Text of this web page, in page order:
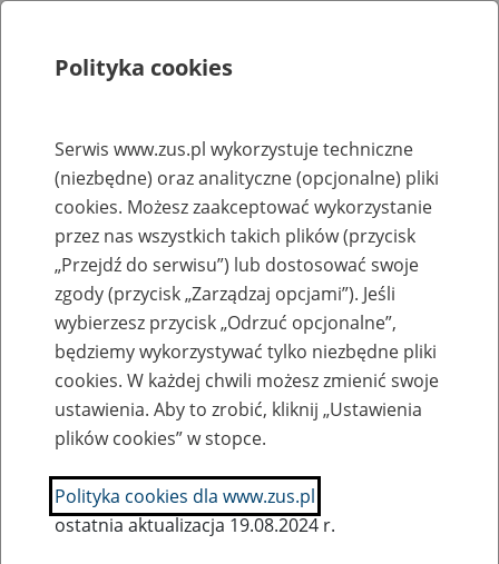
Rejestry, ewidencje i archiwa
Baza zlikwidowanych lub
przekształconych zakładów pracy
Nazwa zakładu pracy:
SZUKAJ
Polityka cookies
Serwis www.zus.pl wykorzystuje techniczne
(niezbędne) oraz analityczne (opcjonalne) pliki
cookies. Możesz zaakceptować wykorzystanie
przez nas wszystkich takich plików (przycisk
„Przejdź do serwisu”) lub dostosować swoje
zgody (przycisk „Zarządzaj opcjami”). Jeśli
wybierzesz przycisk „Odrzuć opcjonalne”,
będziemy wykorzystywać tylko niezbędne pliki
cookies. W każdej chwili możesz zmienić swoje
ustawienia. Aby to zrobić, kliknij „Ustawienia
plików cookies” w stopce.
Polityka cookies dla www.zus.pl
ostatnia aktualizacja 19.08.2024 r.